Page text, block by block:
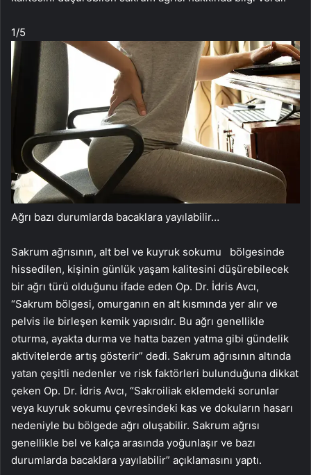
1/5
Ağrı bazı durumlarda bacaklara yayılabilir…
Sakrum ağrısının, alt bel ve kuyruk sokumu bölgesinde
hissedilen, kişinin günlük yaşam kalitesini düşürebilecek
bir ağrı türü olduğunu ifade eden Op. Dr. İdris Avcı,
“Sakrum bölgesi, omurganın en alt kısmında yer alır ve
pelvis ile birleşen kemik yapısıdır. Bu ağrı genellikle
oturma, ayakta durma ve hatta bazen yatma gibi gündelik
aktivitelerde artış gösterir” dedi. Sakrum ağrısının altında
yatan çeşitli nedenler ve risk faktörleri bulunduğuna dikkat
çeken Op. Dr. İdris Avcı, “Sakroiliak eklemdeki sorunlar
veya kuyruk sokumu çevresindeki kas ve dokuların hasarı
nedeniyle bu bölgede ağrı oluşabilir. Sakrum ağrısı
genellikle bel ve kalça arasında yoğunlaşır ve bazı
durumlarda bacaklara yayılabilir” açıklamasını yaptı.